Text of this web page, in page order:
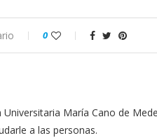
0
María Cano de
a las personas.